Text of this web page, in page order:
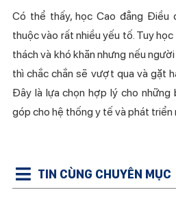
Có thể thấy, học Cao đẳng Điều
thuộc vào rất nhiều yếu tố. Tuy
thách và khó khăn nhưng nếu
thì chắc chắn sẽ vượt qua và gặt
Đây là lựa chọn hợp lý cho những
góp cho hệ thống y tế và phát triển
TIN CÙNG CHUYÊN MỤC